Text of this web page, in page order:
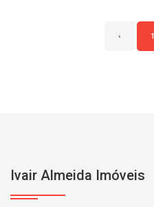
‹ 1
Ivair Almeida Imóveis